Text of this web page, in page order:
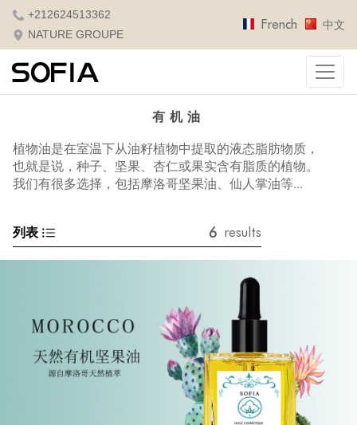
+212624513362
NATURE GROUPE
French 中文
有机油
植物油是在室温下从油籽植物中提取的液态脂肪物质，
也就是说，种子、坚果、杏仁或果实含有脂质的植物。
我们有很多选择，包括摩洛哥坚果油、仙人掌油等...
列表 6 results